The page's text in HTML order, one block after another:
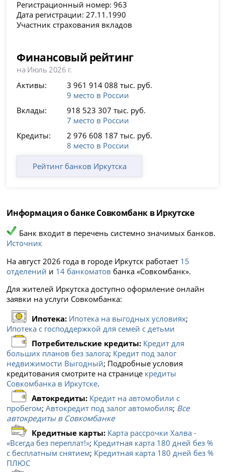
Регистрационный номер: 963
Дата регистрации: 27.11.1990
Участник страхования вкладов
Финансовый рейтинг
на Июль 2026 г.
Активы:
3 961 914 088 тыс. руб.
9 место в России
Вклады:
918 523 307 тыс. руб.
7 место в России
Кредиты:
2 976 608 187 тыс. руб.
8 место в России
Рейтинг банков Иркутска
Информация о банке Совкомбанк в Иркутске
Банк входит в перечень системно значимых банков.
Источник
На август 2026 года в городе Иркутск работает 15
отделений и 14 банкоматов банка «Совкомбанк».
Для жителей Иркутска доступно оформление онлайн
заявки на услуги Совкомбанка:
Ипотека: Ипотека на выгодных условиях;
Ипотека с господдержкой для семей с детьми
Потребительские кредиты: Кредит для
больших планов без залога; Кредит под залог
недвижимости Выгодный; Подробные условия
кредитования смотрите на странице кредиты
Совкомбанка в Иркутске.
Автокредиты: Кредит на автомобили с
пробегом;Автокредит под залог автомобиля; Все
автокредиты в Совкомбанке
Кредитные карты: Карта рассрочки Халва -
«Всегда без переплат!»; Кредитная карта 180 дней без %
с бесплатным снятием; Кредитная карта 180 дней без %
ПЛЮС